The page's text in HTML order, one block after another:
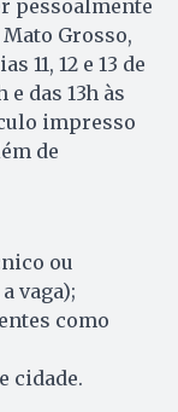
pessoalmente
Grosso,
11, 12 e 13 de
das 13h às
impresso
de
ou
vaga);
como
cidade.